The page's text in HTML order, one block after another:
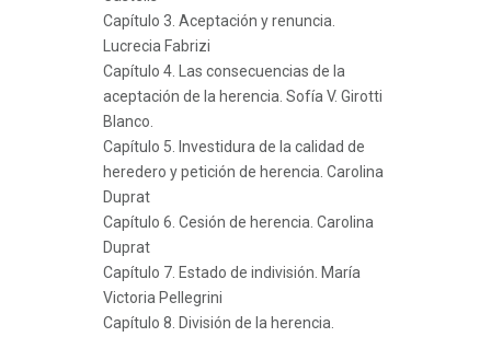
Capítulo 3. Aceptación y renuncia.
Lucrecia Fabrizi
Capítulo 4. Las consecuencias de la
aceptación de la herencia. Sofía V. Girotti
Blanco.
Capítulo 5. Investidura de la calidad de
heredero y petición de herencia. Carolina
Duprat
Capítulo 6. Cesión de herencia. Carolina
Duprat
Capítulo 7. Estado de indivisión. María
Victoria Pellegrini
Capítulo 8. División de la herencia.